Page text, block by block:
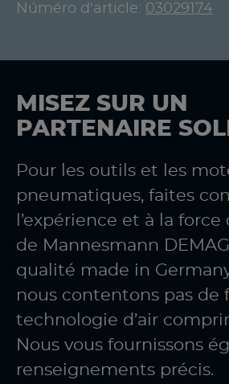
Núméro d'article: 03029174
MISEZ SUR UN
PARTENAIRE
Pour les outils et les
pneumatiques, faites
l’expérience et à la force
de Mannesmann
qualité made in
nous contentons pas de
technologie d’air
Nous vous fournissons
renseignements précis.